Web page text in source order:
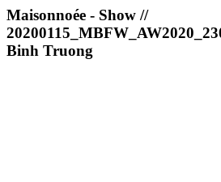
Maisonnoée - Show //
Binh Truong